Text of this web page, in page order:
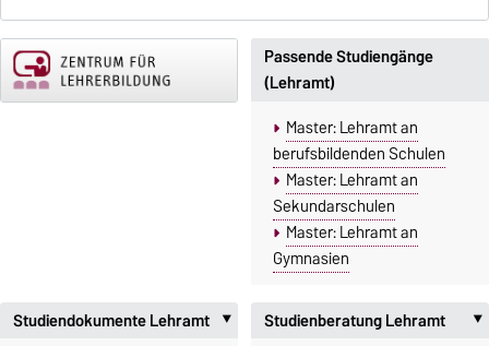
Passende Studiengänge
(Lehramt)
Master: Lehramt an
berufsbildenden Schulen
Master: Lehramt an
Sekundarschulen
Master: Lehramt an
Gymnasien
Studiendokumente Lehramt‣ Studienberatung Lehramt